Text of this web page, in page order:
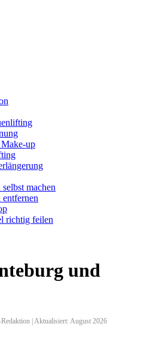
Make-up
machen
richtig feilen
und
| Aktualisiert: August 2026